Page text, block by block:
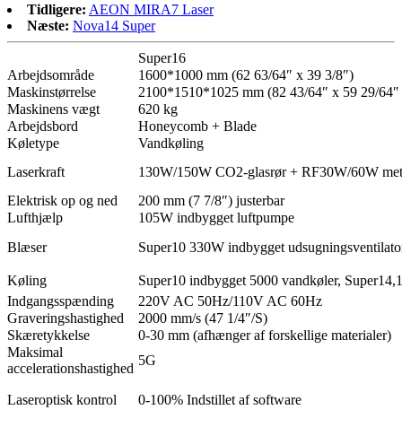
Tidligere: AEON MIRA7 Laser
Næste: Nova14 Super
Super16
Arbejdsområde
1600*1000 mm (62 63/64″ x 39 3/8″)
Maskinstørrelse
2100*1510*1025 mm (82 43/64″ x 59 29/
Maskinens vægt
620 kg
Arbejdsbord
Honeycomb + Blade
Køletype
Vandkøling
Laserkraft
130W/150W CO2-glasrør + RF30W/60W
Elektrisk op og ned
200 mm (7 7/8″) justerbar
Lufthjælp
105W indbygget luftpumpe
Blæser
Super10 330W indbygget
Køling
Super10 indbygget 5000 vandkøler,
Indgangsspænding
220V AC 50Hz/110V AC 60Hz
Graveringshastighed
2000 mm/s (47 1/4″/S)
Skæretykkelse
0-30 mm (afhænger af forskellige materialer)
Maksimal
accelerationshastighed
5G
Laseroptisk kontrol 0-100% Indstillet af software